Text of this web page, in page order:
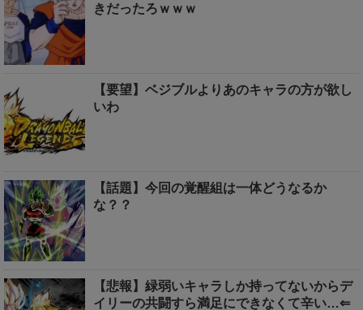
きだったろｗｗｗ
【要望】ベジブルよりあのキャラの方が欲し
いわ
【話題】今回の覚醒組は一体どうなるか
な？？
【悲報】緑弱いキャラしか持ってないからデ
イリーの共闘すら満足にできなくて辛い…⇐